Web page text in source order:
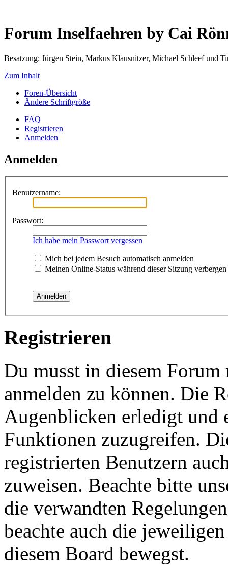
Forum Inselfaehren by Cai
Besatzung: Jürgen Stein, Markus Klausnitzer, Michael Schleef und
Zum Inhalt
Foren-Übersicht
Ändere Schriftgröße
FAQ
Registrieren
Anmelden
Anmelden
Benutzername:
Passwort:
Ich habe mein Passwort vergessen
Mich bei jedem Besuch automatisch anmelden
Meinen Online-Status während dieser Sitzung verbergen
Registrieren
Du musst in diesem
anmelden zu können. Die
Augenblicken erledigt und
Funktionen zuzugreifen.
registrierten Benutzern
zuweisen. Beachte bitte
die verwandten
beachte auch die
diesem Board bewegst.